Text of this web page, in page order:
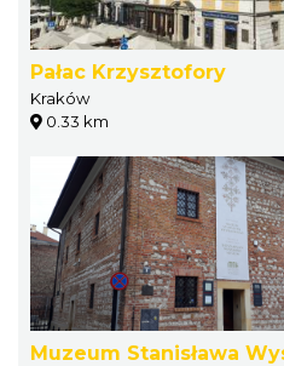
Pałac Krzysztofory
Kraków
0.33 km
Muzeum Stanisława